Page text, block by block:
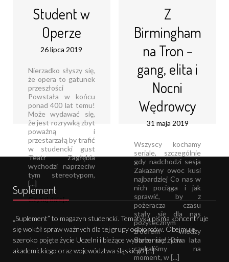
Student w
Operze
26 lipca 2019
Nierzadko słyszy się,
że opera to gatunek
przeszłości
Powstała w końcu
ponad 400 lat temu!
Może wydawać się,
że jest rozrywką zbyt
poważną i
przestarzałą by trafić
w studencki gust
Teatr Zagłębia
wychodzi naprzeciw
tym stereotypom,
[...]
Czytaj dalej...
Z
Birmingham
na Tron –
gang, elita i
Nocni
Wędrowcy
31 maja 2019
Wszyscy kochamy
seriale, szczególnie
gdy nadchodzi sesja
Zakazany owoc kusi
najbardziej Co nas w
nich pociąga i jak
sprawić, by z
pożeracza czasu
stały się dla nas
pożytecznym
źródłem wiedzy
Stało się! Dwa lata
czekaliśmy na
moment, w [...]
Suplement
„Suplement” to magazyn studencki. Tematyka pisma koncentruje
się wokół spraw ważnych dla tej grupy odbiorców. Obejmuje
szeroko pojęte życie Uczelni i bieżące wydarzenia z życia
akademickiego oraz województwa śląskiego [...]